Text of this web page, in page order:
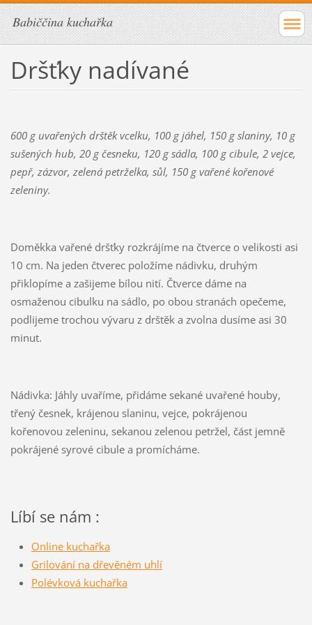
Babiččina kuchařka
Dršťky nadívané
600 g uvařených drštěk vcelku, 100 g jáhel, 150 g slaniny, 10 g
sušených hub, 20 g česneku, 120 g sádla, 100 g cibule, 2 vejce,
pepř, zázvor, zelená petrželka, sůl, 150 g vařené kořenové
zeleniny.
Doměkka vařené dršťky rozkrájíme na čtverce o velikosti asi
10 cm. Na jeden čtverec položíme nádivku, druhým
přiklopíme a zašijeme bílou nití. Čtverce dáme na
osmaženou cibulku na sádlo, po obou stranách opečeme,
podlijeme trochou vývaru z drštěk a zvolna dusíme asi 30
minut.
Nádivka: Jáhly uvaříme, přidáme sekané uvařené houby,
třený česnek, krájenou slaninu, vejce, pokrájenou
kořenovou zeleninu, sekanou zelenou petržel, část jemně
pokrájené syrové cibule a promícháme.
Líbí se nám :
Online kuchařka
Grilování na dřevěném uhlí
Polévková kuchařka